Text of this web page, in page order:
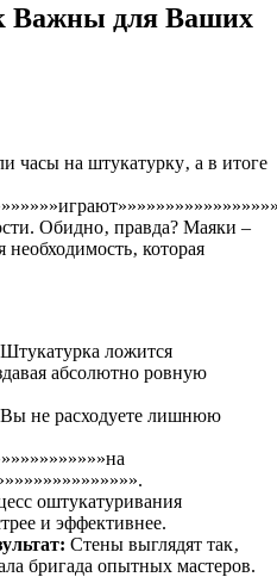
Важны для Ваших
часы на штукатурку‚ а в итоге
Обидно‚ правда? Маяки –
необходимость‚ которая
Штукатурка ложится
абсолютно ровную
Вы не расходуете лишнюю
оштукатуривания
и эффективнее.
Стены выглядят так‚
бригада опытных мастеров.